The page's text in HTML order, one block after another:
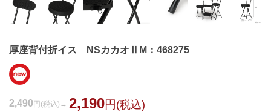
厚座背付折イス NSカカオⅡM：468275
2,490円(税込) 2,190円(税込)